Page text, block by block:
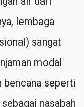
lembaga
sangat
modal
bencana seperti
nasabah